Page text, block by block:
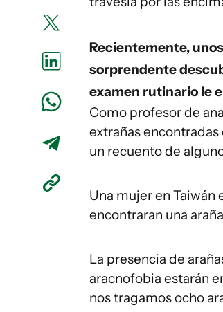
Recientemente,
sorprendente
examen rutinario le
Como profesor de
extrañas
un recuento de
Una mujer en
encontraran una
La presencia de
aracnofobia estarán
nos tragamos ocho